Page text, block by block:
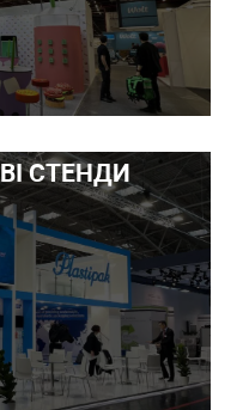
СТЕНДИ